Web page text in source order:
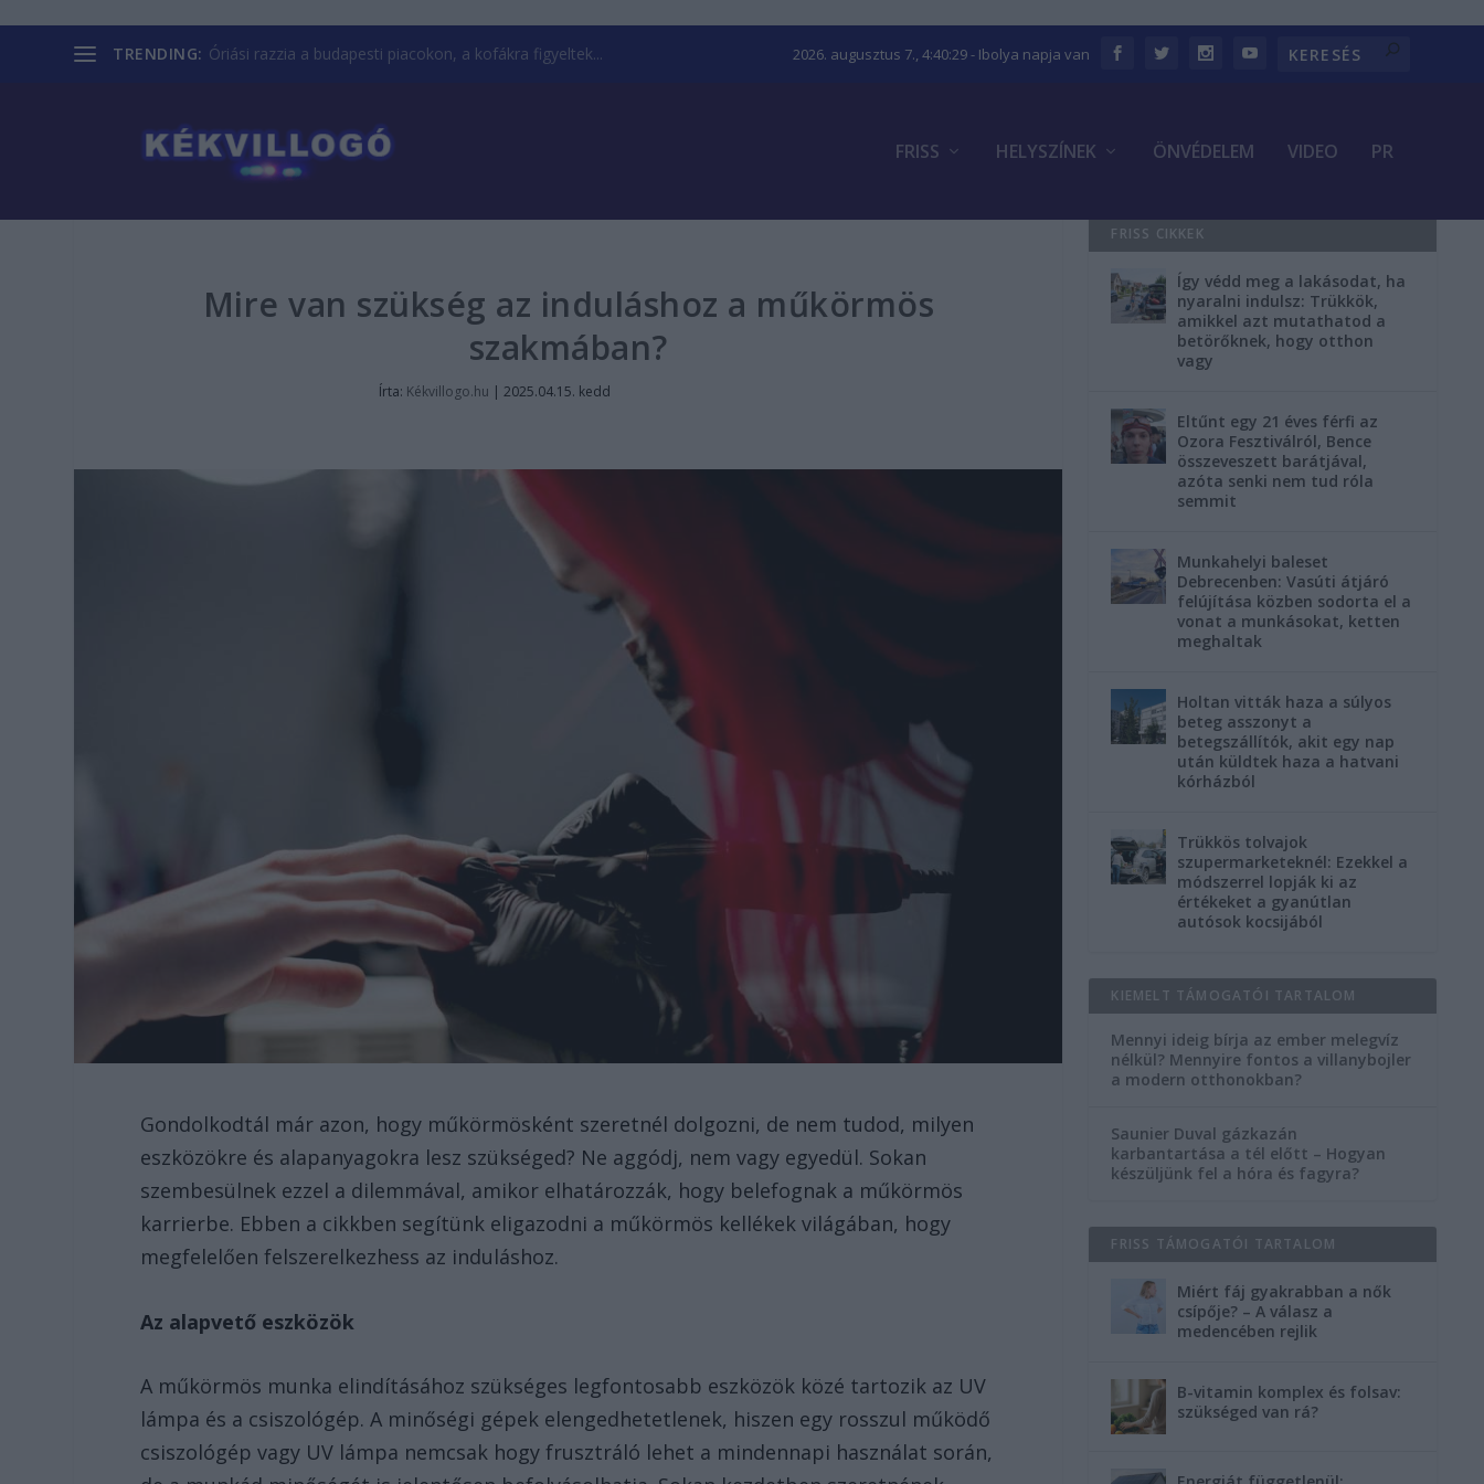
TRENDING: Óriási razzia a budapesti piacokon, a kofákra figyeltek... 2026. augusztus 7., 4:40:29- Ibolya napja van
FRISS HELYSZÍNEK ÖNVÉDELEM VIDEO PR
Mire van szükség az induláshoz a műkörmös
szakmában?
Írta: Kékvillogo.hu |2025.04.15. kedd
Gondolkodtál már azon, hogy műkörmösként szeretnél dolgozni, de nem tudod, milyen
eszközökre és alapanyagokra lesz szükséged? Ne aggódj, nem vagy egyedül. Sokan
szembesülnek ezzel a dilemmával, amikor elhatározzák, hogy belefognak a műkörmös
karrierbe. Ebben a cikkben segítünk eligazodni a műkörmös kellékek világában, hogy
megfelelően felszerelkezhess az induláshoz.
Az alapvető eszközök
A műkörmös munka elindításához szükséges legfontosabb eszközök közé tartozik az UV
lámpa és a csiszológép. A minőségi gépek elengedhetetlenek, hiszen egy rosszul működő
csiszológép vagy UV lámpa nemcsak hogy frusztráló lehet a mindennapi használat során,
FRISS CIKKEK
Így védd meg a lakásodat, ha
nyaralni indulsz: Trükkök,
amikkel azt mutathatod a
betörőknek, hogy otthon
vagy
Eltűnt egy 21 éves férfi az
Ozora Fesztiválról, Bence
összeveszett barátjával,
azóta senki nem tud róla
semmit
Munkahelyi baleset
Debrecenben: Vasúti átjáró
felújítása közben sodorta el a
vonat a munkásokat, ketten
meghaltak
Holtan vitták haza a súlyos
beteg asszonyt a
betegszállítók, akit egy nap
után küldtek haza a hatvani
kórházból
Trükkös tolvajok
szupermarketeknél: Ezekkel a
módszerrel lopják ki az
értékeket a gyanútlan
autósok kocsijából
KIEMELT TÁMOGATÓI TARTALOM
Mennyi ideig bírja az ember melegvíz
nélkül? Mennyire fontos a villanybojler
a modern otthonokban?
Saunier Duval gázkazán
karbantartása a tél előtt – Hogyan
készüljünk fel a hóra és fagyra?
FRISS TÁMOGATÓI TARTALOM
Miért fáj gyakrabban a nők
csípője? – A válasz a
medencében rejlik
B-vitamin komplex és folsav:
szükséged van rá?